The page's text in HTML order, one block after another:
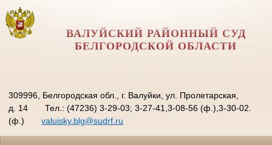
ВАЛУЙСКИЙ РАЙОННЫЙ СУД
БЕЛГОРОДСКОЙ ОБЛАСТИ
309996, Белгородская обл., г. Валуйки, ул. Пролетарская,
д. 14
Тел.: (47236) 3-29-03; 3-27-41,3-08-56 (ф.),3-30-02.
(ф.)
valuisky.blg@sudrf.ru